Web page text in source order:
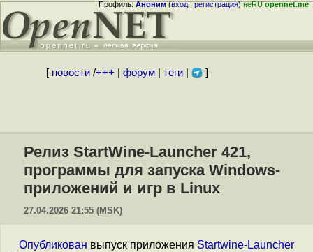
Профиль:Аноним(вход|регистрация)неRUopennet.me
[ новости/+++ форум| теги| ]
Релиз StartWine-Launcher 421,
программы для запуска Windows-
приложений и игр в Linux
27.04.2026 21:55 (MSK)
Опубликован выпуск приложения Startwine-Launcher